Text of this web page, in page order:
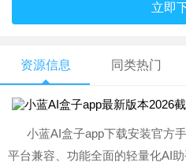
立即
资源信息 同类热门
小蓝AI盒子app下载安装官方
平台兼容、功能全面的轻量化AI助